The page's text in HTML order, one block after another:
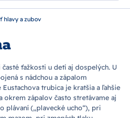
hlavy a zubov
ťažkosti u detí aj dospelých. U
s nádchou a zápalom
trubica je kratšia a ľahšie
okrem zápalov často stretávame aj
plávaní („plavecké ucho“), pri